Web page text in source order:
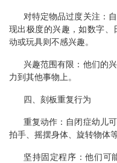
对特定物品过度关注：
现出极度的兴趣，如数字
动或玩具则不感兴趣。
兴趣范围有限：他们的
力到其他事物上。
四、刻板重复行为
重复动作：自闭症幼儿
拍手、摇摆身体、旋转物体等
坚持固定程序：他们可